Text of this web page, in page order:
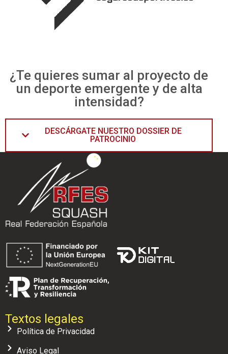
¿Te quieres sumar al proyecto de
un deporte emergente y de alta
intensidad?
DESCÁRGATE NUESTRO DOSSIER DE
PATROCINIO
Textos legales
Política de Privacidad
Aviso Legal